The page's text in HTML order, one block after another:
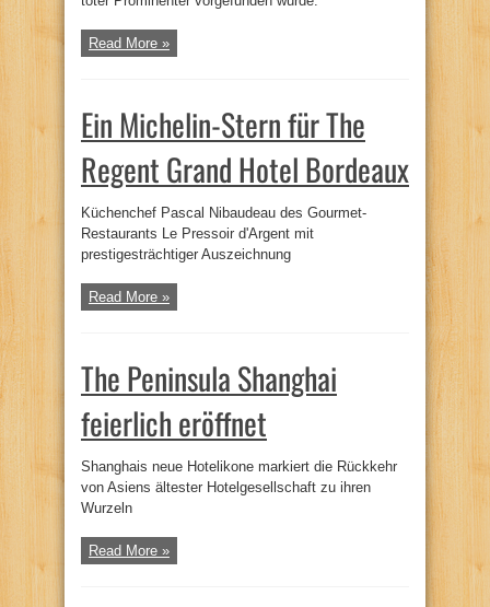
Read More »
Ein Michelin-Stern für The
Regent Grand Hotel Bordeaux
Küchenchef Pascal Nibaudeau des Gourmet-
Restaurants Le Pressoir d'Argent mit
prestigesträchtiger Auszeichnung
Read More »
The Peninsula Shanghai
feierlich eröffnet
Shanghais neue Hotelikone markiert die Rückkehr
von Asiens ältester Hotelgesellschaft zu ihren
Wurzeln
Read More »